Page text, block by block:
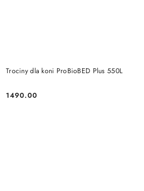
Trociny dla koni ProBioBED Plus 550L
Cena:
1490.00